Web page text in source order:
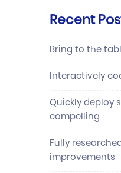
Recent
Bring to the
Interactively
Quickly deploy
compelling
Fully
improvements